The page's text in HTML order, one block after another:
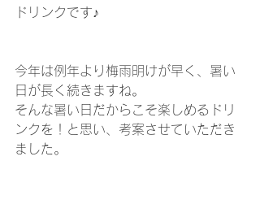
ドリンクです♪
今年は例年より梅雨明けが早く、暑い
日が長く続きますね。
そんな暑い日だからこそ楽しめるドリ
ンクを！と思い、考案させていただき
ました。